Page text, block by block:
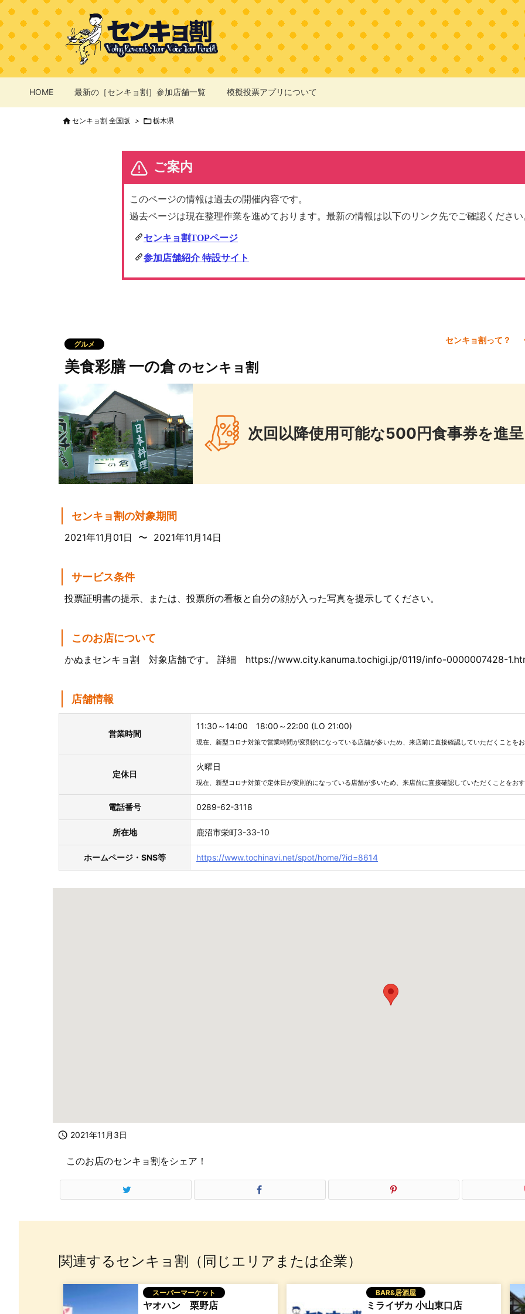
HOME 最新の［センキョ割］参加店舗一覧 模擬投票アプリについて
 センキョ割 全国版 > 栃木県
グルメ
美食彩膳 一の倉のセンキョ割
次回以降使用可能な500円食事券を進呈
センキョ割って？
センキョ割の対象期間
2021年11月01日 〜 2021年11月14日
サービス条件
投票証明書の提示、または、投票所の看板と自分の顔が入った写真を提示してください。
このお店について
かぬまセンキョ割 対象店舗です。 詳細 https://www.city.kanuma.tochigi.jp/0119/info-0000007428-
店舗情報
営業時間
11:30～14:00 18:00～22:00 (LO 21:00)
現在、新型コロナ対策で営業時間が変則的になっている店舗が多いため、来店前に直接確認していただくことを
定休日
火曜日
現在、新型コロナ対策で定休日が変則的になっている店舗が多いため、来店前に直接確認していただくことをお
電話番号 0289-62-3118
所在地 鹿沼市栄町3-33-10
ホームページ・SNS等 https://www.tochinavi.net/spot/home/?id=8614
 2021年11月3日
このお店のセンキョ割をシェア！
関連するセンキョ割（同じエリアまたは企業）
スーパーマーケット
ヤオハン 栗野店
BAR&居酒屋
ミライザカ 小山東口店